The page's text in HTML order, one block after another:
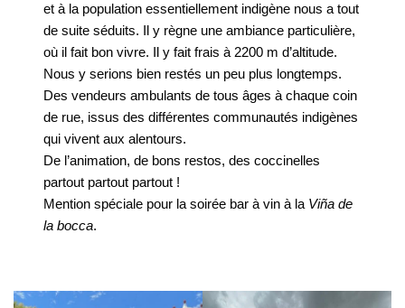
et à la population essentiellement indigène nous a tout
de suite séduits. Il y règne une ambiance particulière,
où il fait bon vivre. Il y fait frais à 2200 m d’altitude.
Nous y serions bien restés un peu plus longtemps.
Des vendeurs ambulants de tous âges à chaque coin
de rue, issus des différentes communautés indigènes
qui vivent aux alentours.
De l’animation, de bons restos, des coccinelles
partout partout partout !
Mention spéciale pour la soirée bar à vin à la Viña de
la bocca.